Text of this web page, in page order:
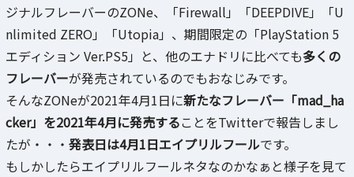
ジナルフレーバーのZONe、「Firewall」「DEEPDIVE」「U
nlimited ZERO」「Utopia」、期間限定の「PlayStation 5
エディション Ver.PS5」と、他のエナドリに比べても多くの
フレーバーが発売されているのでもおなじみです。
そんなZONeが2021年4月1日に新たなフレーバー「mad_ha
cker」を2021年4月に発売することをTwitterで報告しまし
たが・・・ 発表日は4月1日エイプリルフールです。
もしかしたらエイプリルフールネタなのかなぁと様子を見て